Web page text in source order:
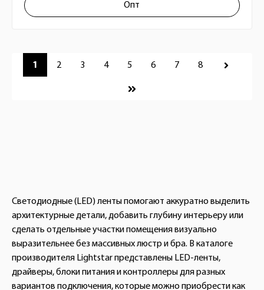
Опт
Пагинация
1 2 3 4 5 6 7 8
Светодиодные (LED) ленты помогают аккуратно выделить
архитектурные детали, добавить глубину интерьеру или
сделать отдельные участки помещения визуально
выразительнее без массивных люстр и бра. В каталоге
производителя Lightstar представлены LED-ленты,
драйверы, блоки питания и контроллеры для разных
вариантов подключения, которые можно приобрести как